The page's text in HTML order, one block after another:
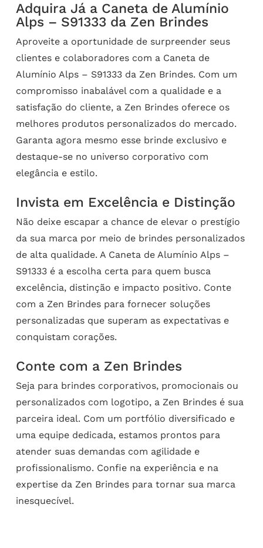
Adquira Já a Caneta de Alumínio
Alps – S91333 da Zen Brindes
Aproveite a oportunidade de surpreender seus
clientes e colaboradores com a Caneta de
Alumínio Alps – S91333 da Zen Brindes. Com um
compromisso inabalável com a qualidade e a
satisfação do cliente, a Zen Brindes oferece os
melhores produtos personalizados do mercado.
Garanta agora mesmo esse brinde exclusivo e
destaque-se no universo corporativo com
elegância e estilo.
Invista em Excelência e Distinção
Não deixe escapar a chance de elevar o prestígio
da sua marca por meio de brindes personalizados
de alta qualidade. A Caneta de Alumínio Alps –
S91333 é a escolha certa para quem busca
excelência, distinção e impacto positivo. Conte
com a Zen Brindes para fornecer soluções
personalizadas que superam as expectativas e
conquistam corações.
Conte com a Zen Brindes
Seja para brindes corporativos, promocionais ou
personalizados com logotipo, a Zen Brindes é sua
parceira ideal. Com um portfólio diversificado e
uma equipe dedicada, estamos prontos para
atender suas demandas com agilidade e
profissionalismo. Confie na experiência e na
expertise da Zen Brindes para tornar sua marca
inesquecível.